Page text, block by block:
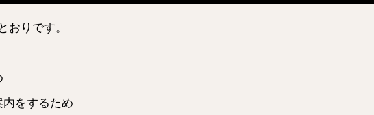
おりです。
をするため